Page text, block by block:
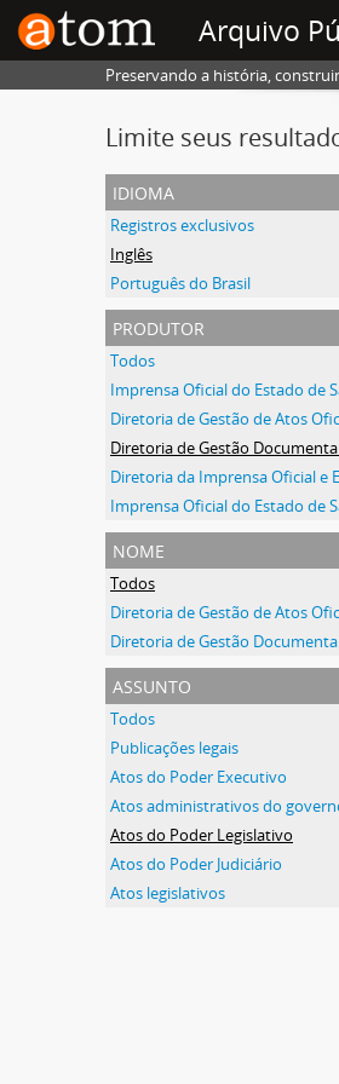
Arquivo
Preservando a história,
Limite seus
idioma
Registros exclusivos
Inglês
Português do Brasil
produtor
Todos
Diretoria de Gestão de Atos
Diretoria de Gestão
nome
Todos
Diretoria de Gestão de Atos
Diretoria de Gestão
assunto
Todos
Publicações legais
Atos do Poder Executivo
Atos do Poder Legislativo
Atos do Poder Judiciário
Atos legislativos